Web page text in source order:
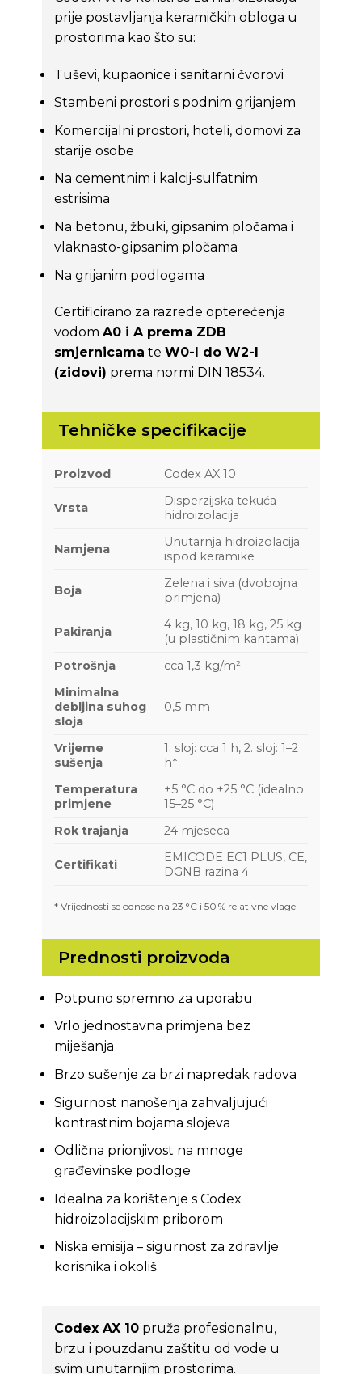
prije postavljanja keramičkih obloga u
prostorima kao što su:
Tuševi, kupaonice i sanitarni čvorovi
Stambeni prostori s podnim grijanjem
Komercijalni prostori, hoteli, domovi za
starije osobe
Na cementnim i kalcij-sulfatnim
estrisima
Na betonu, žbuki, gipsanim pločama i
vlaknasto-gipsanim pločama
Na grijanim podlogama
Certificirano za razrede opterećenja
vodom A0 i A prema ZDB
smjernicama te W0-I do W2-I
(zidovi) prema normi DIN 18534.
Tehničke specifikacije
Proizvod Codex AX 10
Vrsta
Disperzijska tekuća
hidroizolacija
Namjena
Unutarnja hidroizolacija
ispod keramike
Boja
Zelena i siva (dvobojna
primjena)
Pakiranja
4 kg, 10 kg, 18 kg, 25 kg
(u plastičnim kantama)
Potrošnja
cca 1,3 kg/m²
Minimalna
debljina suhog
sloja
0,5 mm
Vrijeme
sušenja
1. sloj: cca 1 h, 2. sloj: 1–2
h*
Temperatura
primjene
+5 °C do +25 °C (idealno:
15–25 °C)
Rok trajanja
24 mjeseca
Certifikati
EMICODE EC1 PLUS, CE,
DGNB razina 4
* Vrijednosti se odnose na 23 °C i 50 % relativne vlage
Prednosti proizvoda
Potpuno spremno za uporabu
Vrlo jednostavna primjena bez
miješanja
Brzo sušenje za brzi napredak radova
Sigurnost nanošenja zahvaljujući
kontrastnim bojama slojeva
Odlična prionjivost na mnoge
građevinske podloge
Idealna za korištenje s Codex
hidroizolacijskim priborom
Niska emisija – sigurnost za zdravlje
korisnika i okoliš
Codex AX 10pruža profesionalnu,
brzu i pouzdanu zaštitu od vode u
svim unutarnjim prostorima.